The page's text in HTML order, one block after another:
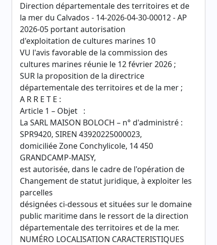
Direction départementale des territoires et de
la mer du Calvados - 14-2026-04-30-00012 - AP
2026-05 portant autorisation
d'exploitation de cultures marines 10
VU l'avis favorable de la commission des
cultures marines réunie le 12 février 2026 ;
SUR la proposition de la directrice
départementale des territoires et de la mer ;
A R R E T E :
Article 1 – Objet :
La SARL MAISON BOLOCH – n° d'administré :
SPR9420, SIREN 43920225000023,
domiciliée Zone Conchylicole, 14 450
GRANDCAMP-MAISY,
est autorisée, dans le cadre de l'opération de
Changement de statut juridique, à exploiter les
parcelles
désignées ci-dessous et situées sur le domaine
public maritime dans le ressort de la direction
départementale des territoires et de la mer.
NUMÉRO LOCALISATION CARACTERISTIQUES